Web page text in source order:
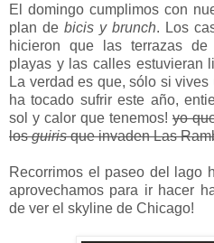
El domingo cumplimos con
plan de bicis y brunch. Los
hicieron que las terrazas
playas y las calles estuvieran
La verdad es que, sólo si
ha tocado sufrir este año,
sol y calor que tenemos! yo
losguirisque invaden Las
Recorrimos el paseo del lago
aprovechamos para ir hacer
de ver el skyline de Chicago!